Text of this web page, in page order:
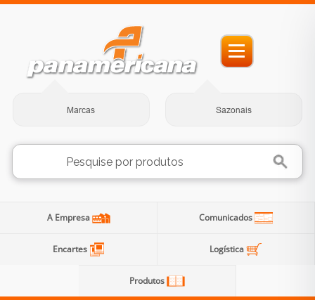
Marcas Sazonais
A Empresa Comunicados
Encartes Logística
Produtos